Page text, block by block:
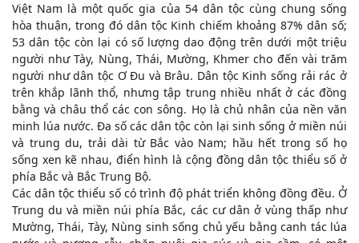
Việt Nam là một quốc gia của 54 dân tộc cùng chung sống
hòa thuận, trong đó dân tộc Kinh chiếm khoảng 87% dân số;
53 dân tộc còn lại có số lượng dao động trên dưới một triệu
người như Tày, Nùng, Thái, Mường, Khmer cho đến vài trăm
người như dân tộc Ơ Đu và Brâu. Dân tộc Kinh sống rải rác ở
trên khắp lãnh thổ, nhưng tập trung nhiều nhất ở các đồng
bằng và châu thổ các con sông. Họ là chủ nhân của nền văn
minh lúa nước. Đa số các dân tộc còn lại sinh sống ở miền núi
và trung du, trải dài từ Bắc vào Nam; hầu hết trong số họ
sống xen kẽ nhau, điển hình là cộng đồng dân tộc thiểu số ở
phía Bắc và Bắc Trung Bộ.
Các dân tộc thiểu số có trình độ phát triển không đồng đều. Ở
Trung du và miền núi phía Bắc, các cư dân ở vùng thấp như
Mường, Thái, Tày, Nùng sinh sống chủ yếu bằng canh tác lúa